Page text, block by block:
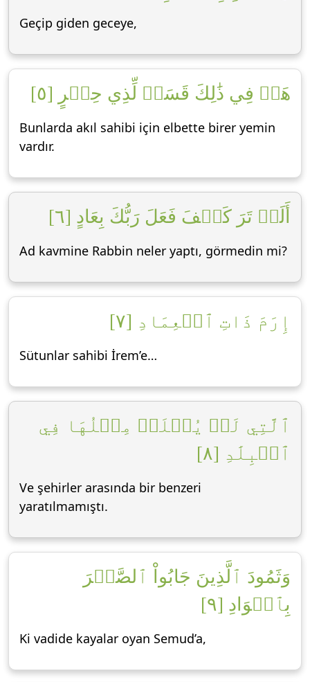
Geçip giden geceye,
هَلۡ فِي ذَٰلِكَ قَسَمٞ لِّذِي حِجۡرٍ [٥]
Bunlarda akıl sahibi için elbette birer yemin
vardır.
أَلَمۡ تَرَ كَيۡفَ فَعَلَ رَبُّكَ بِعَادٍ [٦]
Ad kavmine Rabbin neler yaptı, görmedin mi?
إِرَمَ ذَاتِ ٱلۡعِمَادِ [٧]
Sütunlar sahibi İrem’e…
ٱلَّتِي لَمۡ يُخۡلَقۡ مِثۡلُهَا فِي
ٱلۡبِلَٰدِ [٨]
Ve şehirler arasında bir benzeri
yaratılmamıştı.
وَثَمُودَ ٱلَّذِينَ جَابُواْ ٱلصَّخۡرَ
بِٱلۡوَادِ [٩]
Ki vadide kayalar oyan Semud’a,